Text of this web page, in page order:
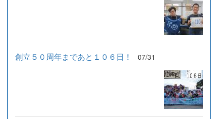
創立５０周年まであと１０６日！ 07/31